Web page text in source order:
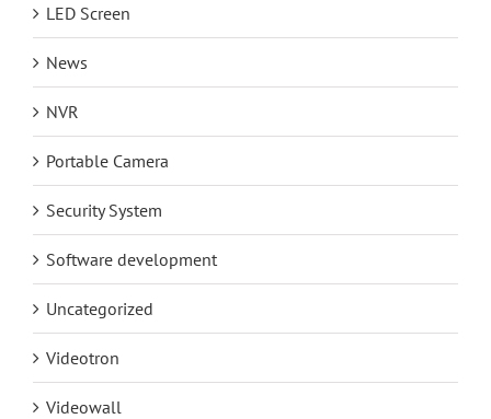
LED Screen
News
NVR
Portable Camera
Security System
Software development
Uncategorized
Videotron
Videowall